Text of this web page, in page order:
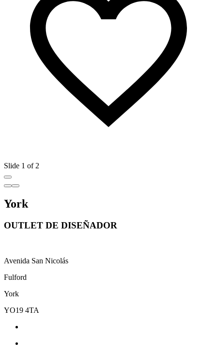
Slide 1 of 2
York
OUTLET DE DISEÑADOR
Avenida San Nicolás
Fulford
York
YO19 4TA